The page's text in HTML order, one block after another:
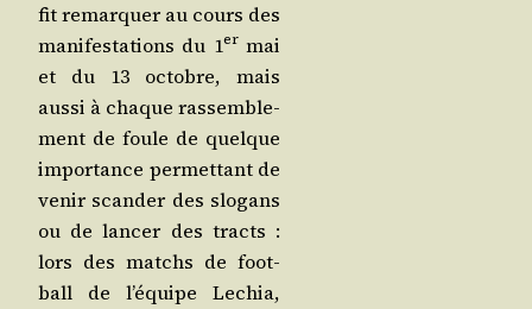
fit remar­quer au cours des
mani­fes­ta­tions du 1ermai
et du 13 octobre, mais
aus­si à chaque ras­sem­ble­
ment de foule de quelque
impor­tance per­met­tant de
venir scan­der des slo­gans
ou de lan­cer des tracts :
lors des matchs de foot­
ball de l’é­quipe Lechia,